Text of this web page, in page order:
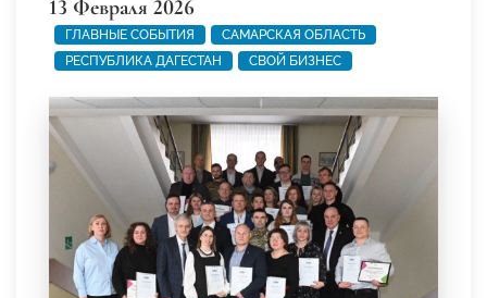
13 Февраля 2026
ГЛАВНЫЕ СОБЫТИЯ
САМАРСКАЯ ОБЛАСТЬ
РЕСПУБЛИКА ДАГЕСТАН
СВОЙ БИЗНЕС